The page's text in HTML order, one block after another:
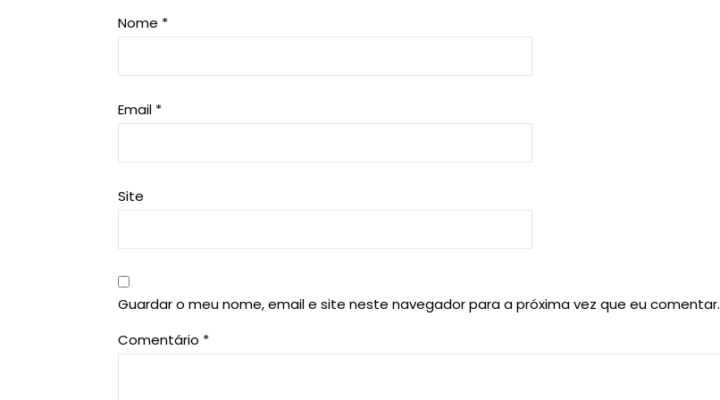
Nome *
Email *
Site
Guardar o meu nome, email e site neste navegador para a próxima vez que eu comentar.
Comentário *